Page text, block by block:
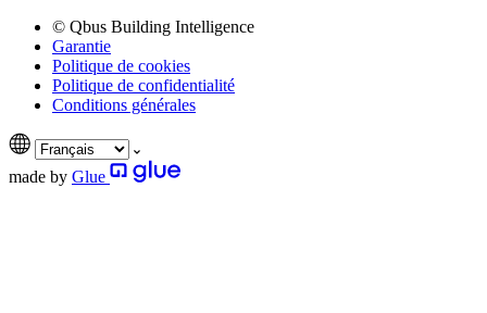
© Qbus Building Intelligence
Garantie
Politique de cookies
Politique de confidentialité
Conditions générales
made by Glue